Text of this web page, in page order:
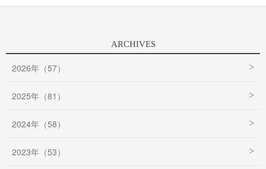
ARCHIVES
2026年（57）
2025年（81）
2024年（58）
2023年（53）